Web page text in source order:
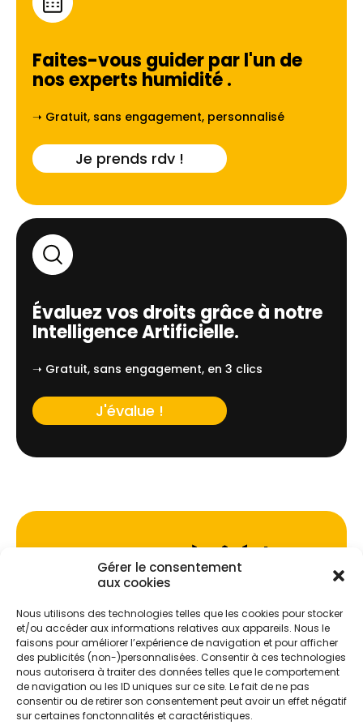
Gérer le consentement
aux cookies
Nous utilisons des technologies telles que les cookies pour stocker
et/ou accéder aux informations relatives aux appareils. Nous le
faisons pour améliorer l’expérience de navigation et pour afficher
des publicités (non-)personnalisées. Consentir à ces technologies
nous autorisera à traiter des données telles que le comportement
de navigation ou les ID uniques sur ce site. Le fait de ne pas
consentir ou de retirer son consentement peut avoir un effet négatif
sur certaines fonctonnalités et caractéristiques.
Faites-vous guider par l'un de
nos experts humidité.
➝ Gratuit, sans engagement, personnalisé
Je prends rdv !
Évaluez vos droits grâce à notre
Intelligence Artificielle.
➝ Gratuit, sans engagement, en 3 clics
J'évalue !
Ne passez pas à côté de vos
aides !
Faites vite, les budgets
MaPrimeRénov' sont annuels et
limités. Les dossiers sont traités
par ordre d'arrivée.
Contactez-nous maintenant